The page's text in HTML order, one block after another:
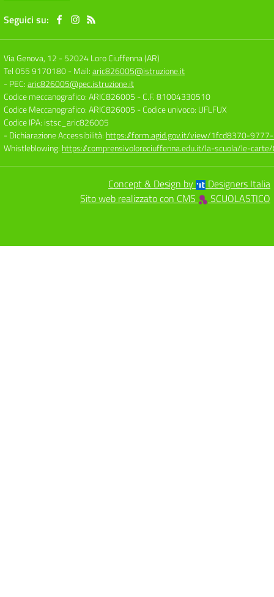
Seguici su:
Via Genova, 12 -52024 Loro Ciuffenna (AR)
Tel 055 9170180- Mail:aric826005@istruzione.it
- PEC:aric826005@pec.istruzione.it
Codice meccanografico: ARIC826005 - C.F. 81004330510
Codice Meccanografico: ARIC826005 - Codice univoco: UFLFUX
Codice IPA: istsc_aric826005
- Dichiarazione Accessibilità: https://form.agid.gov.it/view/1fcd8370-
Whistleblowing: https://comprensivolorociuffenna.edu.it/la-scuola/le-
Concept & Design by
Designers Italia
Sito web realizzato con CMS
SCUOLASTICO